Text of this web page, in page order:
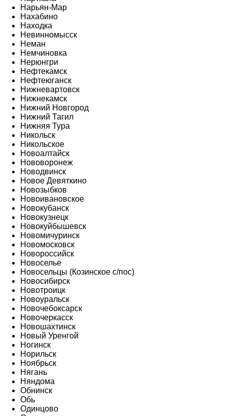
Нарьян-Мар
Нахабино
Находка
Невинномысск
Неман
Немчиновка
Нерюнгри
Нефтекамск
Нефтеюганск
Нижневартовск
Нижнекамск
Нижний Новгород
Нижний Тагил
Нижняя Тура
Никольск
Никольское
Новоалтайск
Нововоронеж
Новодвинск
Новое Девяткино
Новозыбков
Новоивановское
Новокубанск
Новокузнецк
Новокуйбышевск
Новомичуринск
Новомосковск
Новороссийск
Новоселье
Новосельцы (Козинское с/пос)
Новосибирск
Новотроицк
Новоуральск
Новочебоксарск
Новочеркасск
Новошахтинск
Новый Уренгой
Ногинск
Норильск
Ноябрьск
Нягань
Няндома
Обнинск
Обь
Одинцово